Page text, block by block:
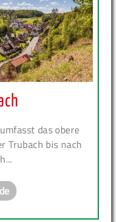
das obere
Trubach bis nach